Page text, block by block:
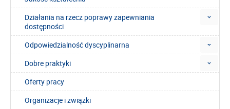
Działania na rzecz poprawy zapewniania
dostępności
Odpowiedzialność dyscyplinarna
Dobre praktyki
Oferty pracy
Organizacje i związki